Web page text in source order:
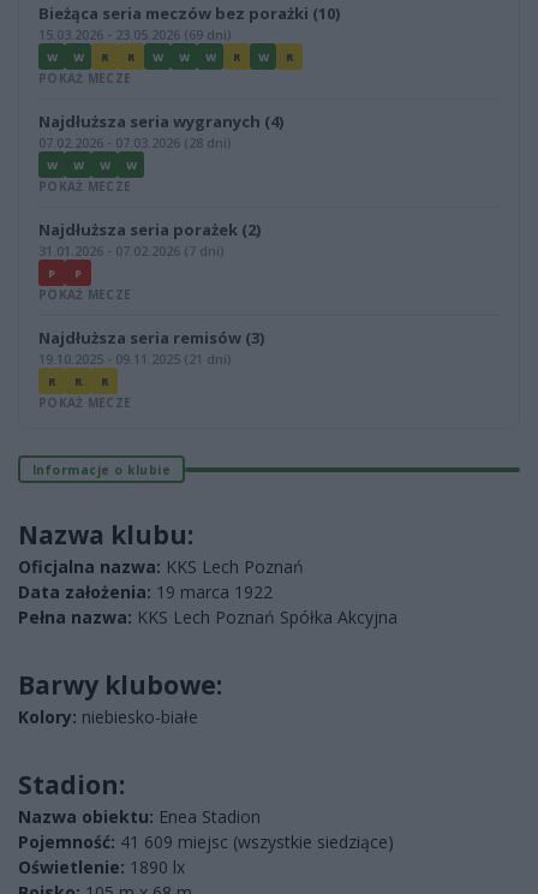
Bieżąca seria meczów bez porażki (10)
15.03.2026 - 23.05.2026 (69 dni)
W W R R W W W R W R
POKAŻ MECZE
Najdłuższa seria wygranych (4)
07.02.2026 - 07.03.2026 (28 dni)
W W W W
POKAŻ MECZE
Najdłuższa seria porażek (2)
31.01.2026 - 07.02.2026 (7 dni)
P P
POKAŻ MECZE
Najdłuższa seria remisów (3)
19.10.2025 - 09.11.2025 (21 dni)
R R R
POKAŻ MECZE
Informacje o klubie
Nazwa klubu:
Oficjalna nazwa: KKS Lech Poznań
Data założenia: 19 marca 1922
Pełna nazwa: KKS Lech Poznań Spółka Akcyjna
Barwy klubowe:
Kolory: niebiesko-białe
Stadion:
Nazwa obiektu: Enea Stadion
Pojemność: 41 609 miejsc (wszystkie siedziące)
Oświetlenie: 1890 lx